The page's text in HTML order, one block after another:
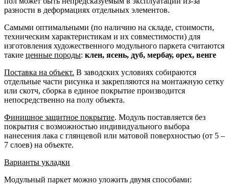
разности в деформациях отдельных элементов.
Самыми оптимальными (по наличию на складе, стоимости,
техническим характеристикам и их совместимости) для
изготовления художественного модульного паркета считаются
такие ценные породы: клен, ясень, дуб, мербау, орех, венге
Поставка на объект. В заводских условиях собираются
отдельные части рисунка и закрепляются на монтажную сетку
или скотч, сборка в единое покрытие производится
непосредственно на полу объекта.
Финишное защитное покрытие. Модуль поставляется без
покрытия с возможностью индивидуального выбора
нанесения лака с глянцевой или матовой поверхностью (от 5 –
7 слоев) на объекте.
Варианты укладки
Модульный паркет можно уложить двумя способами: